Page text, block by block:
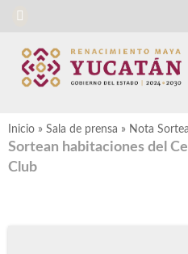
Inicio » Sala de prensa » Nota
Sortean habitaciones del
Club